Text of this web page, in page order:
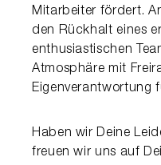
Mitarbeiter fördert.
den Rückhalt eines
enthusiastischen
Atmosphäre mit
Eigenverantwortung
Haben wir Deine
freuen wir uns auf